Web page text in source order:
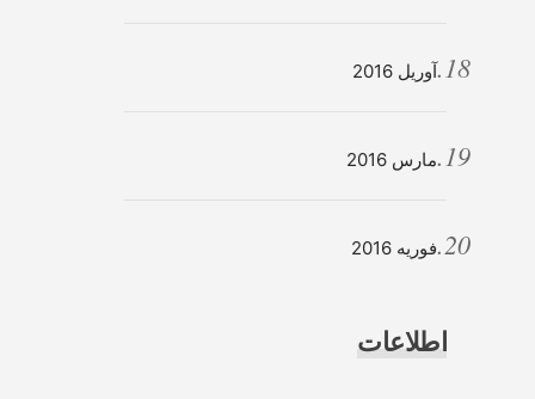
آوریل 2016
مارس 2016
فوریه 2016
اطلاعات